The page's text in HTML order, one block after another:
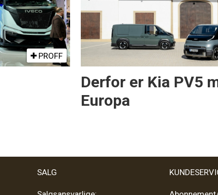
PROFF
Derfor er Kia PV5
Europa
SALG